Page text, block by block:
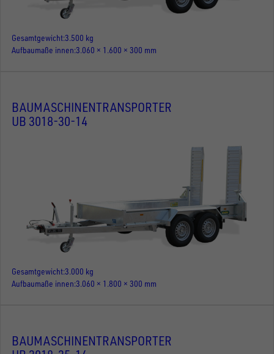
Gesamtgewicht3.500 kg
Aufbaumaße innen 3.060 × 1.600 × 300 mm
BAUMASCHINENTRANSPORTER
UB 3018-30-14
Gesamtgewicht3.000 kg
Aufbaumaße innen 3.060 × 1.800 × 300 mm
BAUMASCHINENTRANSPORTER